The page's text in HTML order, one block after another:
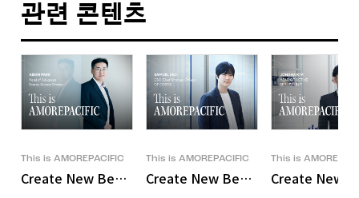
관련 콘텐츠
This is AMOREPACIFIC
Create New Beauty, 뷰티테크로 당신만의 홀리스틱 롱제비
This is AMOREPACIFIC
Create New Beauty, 코스알엑스 '인
This is
Create New